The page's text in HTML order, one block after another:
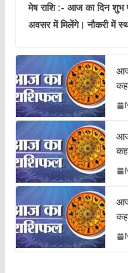
मेष राशि :- आज का दिन शुभ
अवसर में मिलेंगे। नौकरी में